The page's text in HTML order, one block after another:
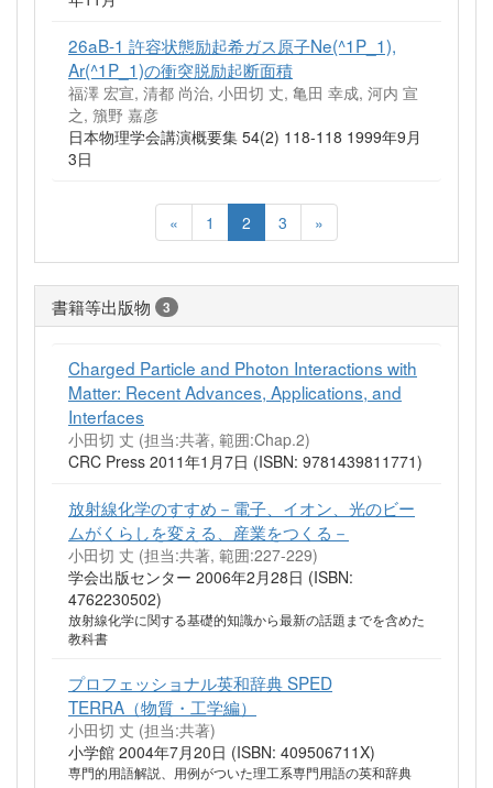
26aB-1 許容状態励起希ガス原子Ne(^1P_1),
Ar(^1P_1)の衝突脱励起断面積
福澤 宏宣, 清都 尚治, 小田切 丈, 亀田 幸成, 河内 宣
之, 籏野 嘉彦
日本物理学会講演概要集 54(2) 118-118 1999年9月
3日
« 1 2 3 »
書籍等出版物 3
Charged Particle and Photon Interactions with
Matter: Recent Advances, Applications, and
Interfaces
小田切 丈 (担当:共著, 範囲:Chap.2)
CRC Press 2011年1月7日 (ISBN: 9781439811771)
放射線化学のすすめ－電子、イオン、光のビー
ムがくらしを変える、産業をつくる－
小田切 丈 (担当:共著, 範囲:227-229)
学会出版センター 2006年2月28日 (ISBN:
4762230502)
放射線化学に関する基礎的知識から最新の話題までを含めた
教科書
プロフェッショナル英和辞典 SPED
TERRA（物質・工学編）
小田切 丈 (担当:共著)
小学館 2004年7月20日 (ISBN: 409506711X)
専門的用語解説、用例がついた理工系専門用語の英和辞典